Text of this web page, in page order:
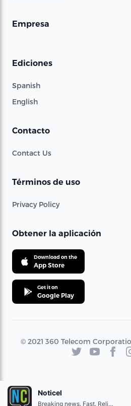
Empresa
Ediciones
Spanish
English
Contacto
Contact Us
Términos de uso
Privacy Policy
Obtener la aplicación
Download on the
App Store
Get it on
Google Play
© 2021 360 Telecom
Noticel
Breaking news. Fast. Reliable.